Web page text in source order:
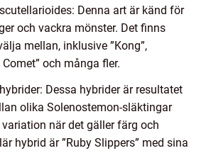
Denna art är känd för
och vackra mönster. Det finns
mellan, inklusive ”Kong”,
Comet” och många fler.
Dessa hybrider är resultatet
olika Solenostemon-släktingar
när det gäller färg och
hybrid är ”Ruby Slippers” med sina